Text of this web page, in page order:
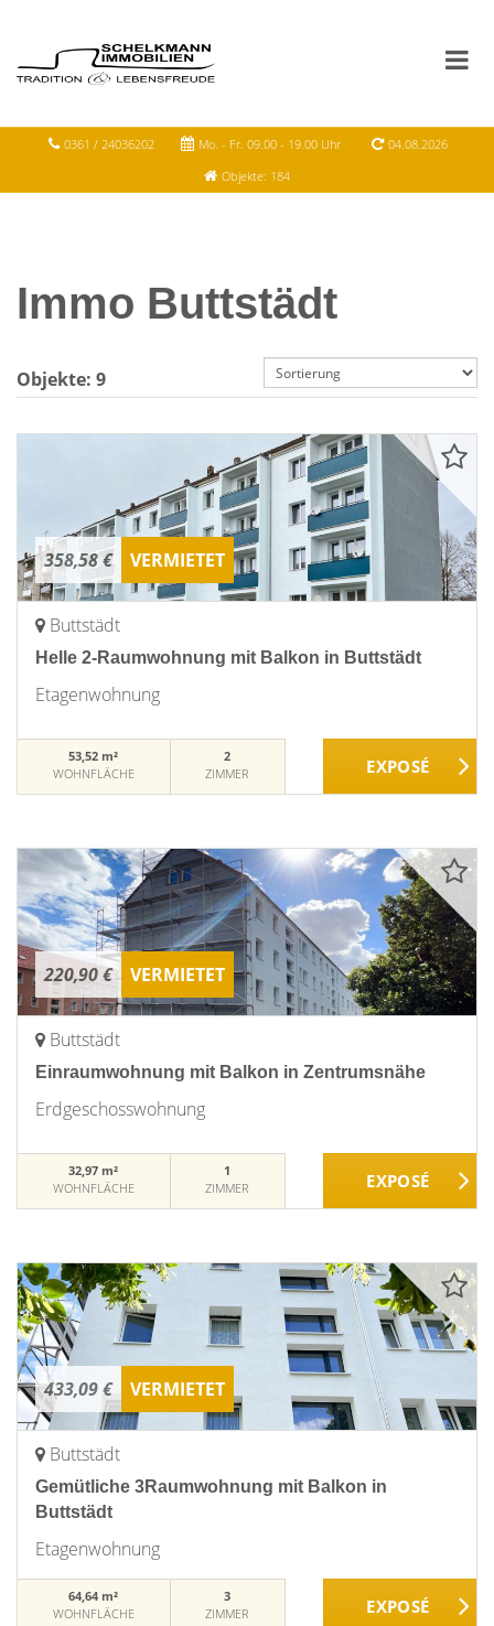
0361 / 24036202 Mo. - Fr. 09.00 - 19.00 Uhr
04.08.2026
Objekte: 184
Immo Buttstädt
Objekte: 9
358,58 € VERMIETET
Buttstädt
Helle 2-Raumwohnung mit Balkon in Buttstädt
Etagenwohnung
53,52 m²
WOHNFLÄCHE
2
ZIMMER
220,90 € VERMIETET
Buttstädt
Einraumwohnung mit Balkon in Zentrumsnähe
Erdgeschosswohnung
32,97 m²
WOHNFLÄCHE
1
ZIMMER
433,09 € VERMIETET
Buttstädt
Gemütliche 3Raumwohnung mit Balkon in
Buttstädt
Etagenwohnung
64,64 m²
WOHNFLÄCHE
3
ZIMMER